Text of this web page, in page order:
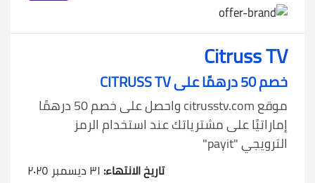
Citruss TV
خصم 50 درهمًا على CITRUSS TV
موقع citrusstv.com واحصل على خصم 50 درهمًا
إماراتيًا على مشترياتك عند استخدام الرمز
الترويجي "payit"
تاريخ الانتهاء: ٣١ ديسمبر ٢٠٢٥